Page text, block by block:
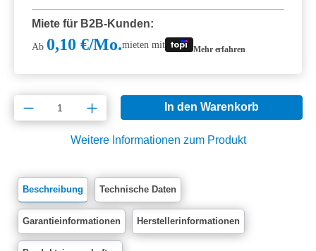
Miete für B2B-Kunden:
Ab 0,10 €/Mo.mieten mit Mehr erfahren
Produkt Anzahl: Gib den gewünschten
In den Warenkorb
Weitere Informationen zum Produkt
Beschreibung Technische Daten
Garantieinformationen Herstellerinformationen